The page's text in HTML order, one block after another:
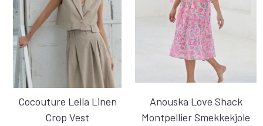
Cocouture Leila Linen
Crop Vest
Anouska Love Shack
Montpellier Smekkekjole